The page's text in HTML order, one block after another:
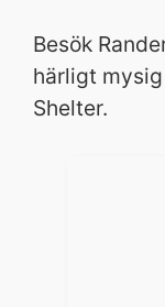
Besök
härligt
Shelter.